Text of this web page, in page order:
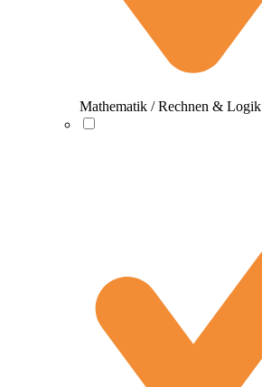
Mathematik / Rechnen & Logik